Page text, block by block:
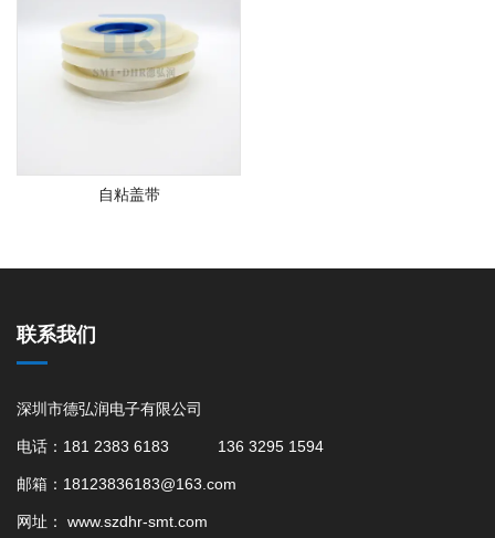
自粘盖带
联系我们
深圳市德弘润电子有限公司
电话：181 2383 6183 136 3295 1594
邮箱：18123836183@163.com
网址： www.szdhr-smt.com